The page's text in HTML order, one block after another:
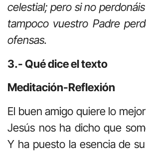
celestial; pero si no
tampoco vuestro Padre
ofensas.
3.- Qué dice el texto
Meditación-Reflexión
El buen amigo quiere lo
Jesús nos ha dicho que
Y ha puesto la esencia de